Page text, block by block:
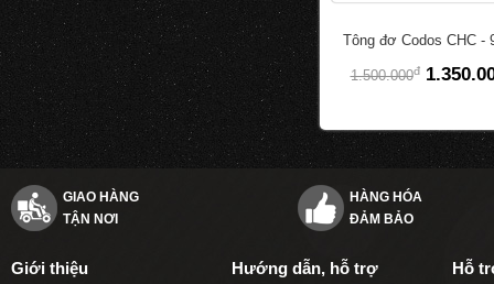
Tông đơ Codos CHC -
1.500.000đ
GIAO HÀNG
TẬN NƠI
HÀNG HÓA
ĐẢM BẢO
Giới thiệu Hướng dẫn, hỗ trợ Hỗ